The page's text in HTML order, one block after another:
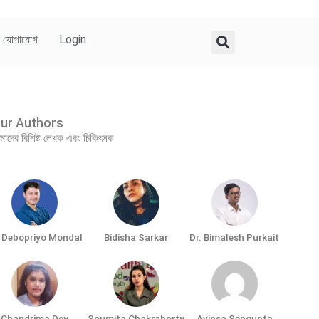
যোগাযোগ
Login
Authors
বিশিষ্ট লেখক এবং চিকিৎসক
Debopriyo Mondal Bidisha Sarkar Dr. Bimalesh Purkait